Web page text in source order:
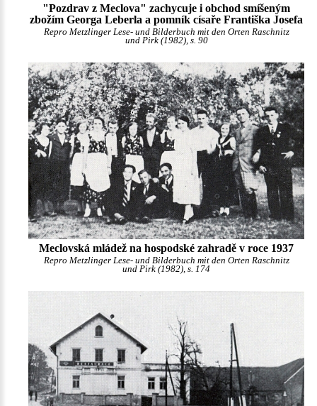
"Pozdrav z Meclova" zachycuje i obchod smíšeným
zbožím Georga Leberla a pomník císaře Františka Josefa
Repro Metzlinger Lese- und Bilderbuch mit den Orten Raschnitz
und Pirk (1982), s. 90
Meclovská mládež na hospodské zahradě v roce 1937
Repro Metzlinger Lese- und Bilderbuch mit den Orten Raschnitz
und Pirk (1982), s. 174